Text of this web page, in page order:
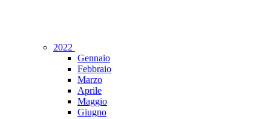
2022
Gennaio
Febbraio
Marzo
Aprile
Maggio
Giugno